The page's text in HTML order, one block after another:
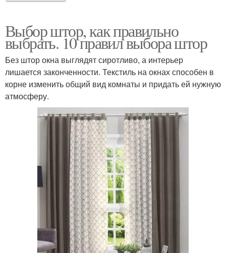
Выбор штор, как правильно
выбрать. 10 правил выбора штор
Без штор окна выглядят сиротливо, а интерьер
лишается законченности. Текстиль на окнах способен в
корне изменить общий вид комнаты и придать ей нужную
атмосферу.